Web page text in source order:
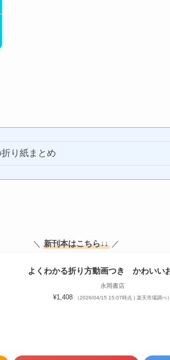
折り紙まとめ
＼ 新刊本はこちら↓↓ ／
よくわかる折り方動画つき かわいい
永岡書店
¥1,408 （2026/04/15 15:07時点 | 楽天市場調べ）